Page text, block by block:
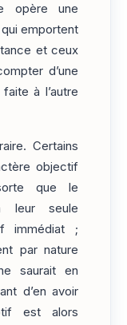
opère une
emportent
et ceux
d’une
à l’autre
Certains
objectif
que le
leur seule
immédiat ;
par nature
saurait en
d’en avoir
est alors